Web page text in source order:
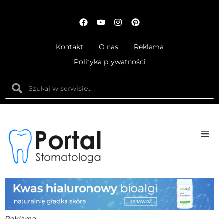
Kontakt O nas
Reklama
Polityka prywatności